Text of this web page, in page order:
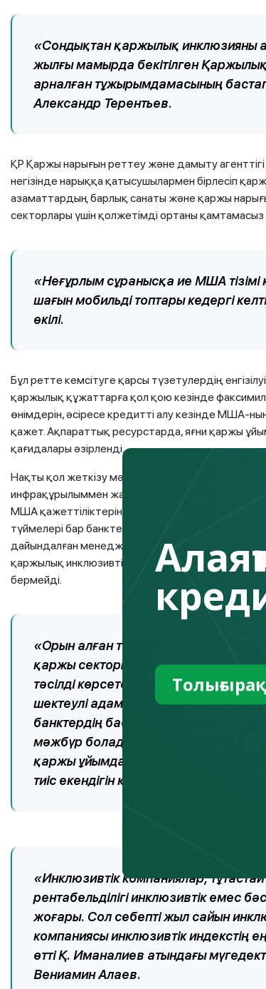
«Сондықтан қаржылық инклюзияны
жылғы мамырда бекітілген
арналған тұжырымдамасының бастапқы
Александр Терентьев.
ҚР Қаржы нарығын реттеу және дамыту
негізінде нарыққа қатысушылармен бірлесіп
азаматтардың барлық санаты және қаржы
секторлары үшін қолжетімді ортаны қамтамасыз
«Неғұрлым сұранысқа ие МША
шағын мобильді топтары кедергі
өкілі.
Бұл ретте кемсітуге қарсы түзетулердің
қаржылық құжаттарға қол қою кезінде
өнімдерін, әсіресе кредитті алу кезінде МША-
қажет. Ақпараттық ресурстарда, яғни қаржы
қағидалары әзірленді.
Нақты қол жеткізу мәселесі де шешілмей қалып
инфрақұрылыммен жабдықталмаған. Осыған
МША қажеттіліктеріне толық сәйкес келетін:
түймелері бар банктердің бөлімшелері
дайындалған менеджердің жеке қызмет көрсетуі
қаржылық инклюзивтік және қаржылық
бермейді.
«Орын алған тосқауылдарды жою
қаржы секторының өкілдерінің
тәсілді көрсетеді. Инфрақұрылым
шектеулі адамдарға қаржылық
банктердің басшылығы, реттеушісі
мәжбүр болады», - деп атап өтті
қаржы ұйымдарының инклюзивті
тиіс екендігін көрсетеді».
«Инклюзивтік компаниялар,
рентабельділігі инклюзивтік емес
жоғары. Сол себепті жыл сайын
компаниясы инклюзивтік индекстің
өтті Қ. Иманалиев атындағы
Вениамин Алаев.
Толығырақ